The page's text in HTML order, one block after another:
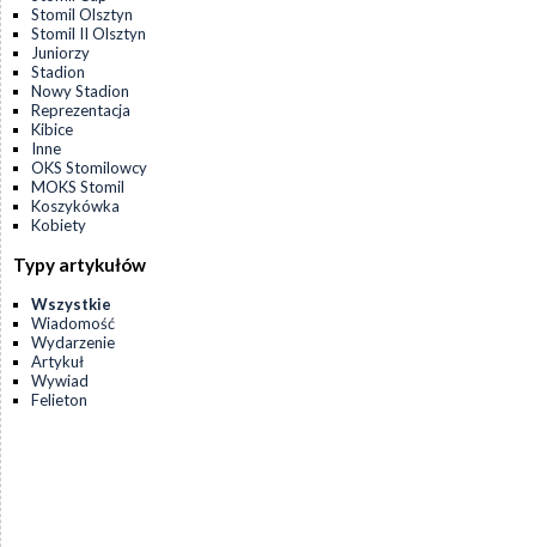
Stomil Olsztyn
Stomil II Olsztyn
Juniorzy
Stadion
Nowy Stadion
Reprezentacja
Kibice
Inne
OKS Stomilowcy
MOKS Stomil
Koszykówka
Kobiety
Typy artykułów
Wszystkie
Wiadomość
Wydarzenie
Artykuł
Wywiad
Felieton